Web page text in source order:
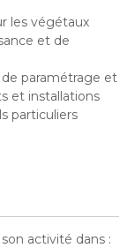
les végétaux
et de
paramétrage et
et installations
particuliers
activité dans :